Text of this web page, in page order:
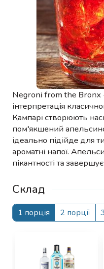
Negroni from the Bronx
інтерпретація
Кампарі створюють
пом'якшений
ідеально підійде для
ароматні напої.
пікантності та
Склад
1 порція 2 порції